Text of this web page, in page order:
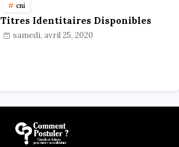
cni
Titres Identitaires Disponibles
samedi, avril 25, 2020